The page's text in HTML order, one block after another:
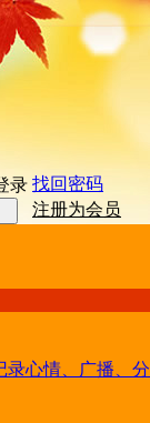
录 找回密码
注册为会员
录心情、广播、